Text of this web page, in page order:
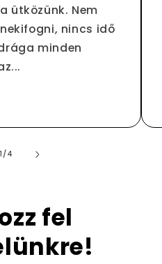
ütközünk. Nem
nincs idő
minden
1 //4
fel